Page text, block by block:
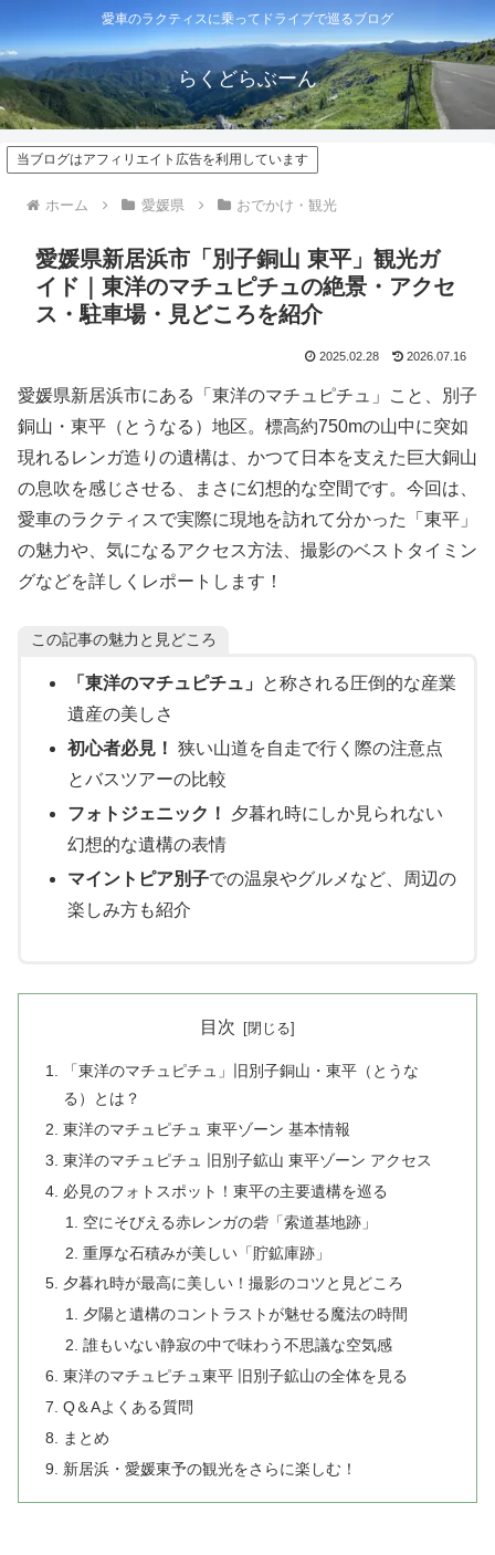
愛車のラクティスに乗ってドライブで巡るブログ
らくどらぶーん
当ブログはアフィリエイト広告を利用しています
ホーム 愛媛県 おでかけ・観光
愛媛県新居浜市「別子銅山 東平」観光ガ
イド｜東洋のマチュピチュの絶景・アクセ
ス・駐車場・見どころを紹介
2025.02.28 2026.07.16
愛媛県新居浜市にある「東洋のマチュピチュ」こと、別子
銅山・東平（とうなる）地区。標高約750mの山中に突如
現れるレンガ造りの遺構は、かつて日本を支えた巨大銅山
の息吹を感じさせる、まさに幻想的な空間です。今回は、
愛車のラクティスで実際に現地を訪れて分かった「東平」
の魅力や、気になるアクセス方法、撮影のベストタイミン
グなどを詳しくレポートします！
この記事の魅力と見どころ
「東洋のマチュピチュ」
と称される圧倒的な産業
遺産の美しさ
初心者必見！ 狭い山道を自走で行く際の注意点
とバスツアーの比較
フォトジェニック！
夕暮れ時にしか見られない
幻想的な遺構の表情
マイントピア別子での温泉やグルメなど、周辺の
楽しみ方も紹介
目次
「東洋のマチュピチュ」旧別子銅山・東平（とうな
る）とは？
東洋のマチュピチュ 東平ゾーン 基本情報
東洋のマチュピチュ 旧別子鉱山 東平ゾーン アクセス
必見のフォトスポット！東平の主要遺構を巡る
空にそびえる赤レンガの砦「索道基地跡」
重厚な石積みが美しい「貯鉱庫跡」
夕暮れ時が最高に美しい！撮影のコツと見どころ
夕陽と遺構のコントラストが魅せる魔法の時間
誰もいない静寂の中で味わう不思議な空気感
東洋のマチュピチュ東平 旧別子鉱山の全体を見る
Q＆Aよくある質問
まとめ
新居浜・愛媛東予の観光をさらに楽しむ！